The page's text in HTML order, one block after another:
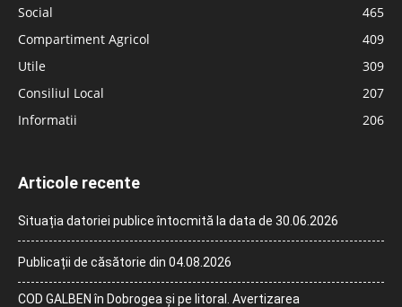
Social
465
Compartiment Agricol
409
Utile
309
Consiliul Local
207
Informatii
206
Articole recente
Situația datoriei publice întocmită la data de 30.06.2026
Publicații de căsătorie din 04.08.2026
COD GALBEN în Dobrogea și pe litoral. Avertizarea